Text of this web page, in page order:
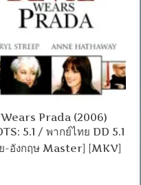
Prada (2006)
5.1 / พากย์ไทย DD 5.1
-อังกฤษ Master] [MKV]